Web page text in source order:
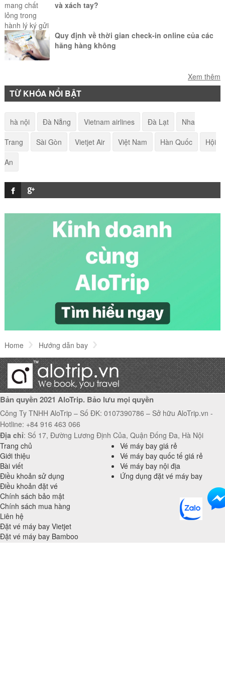
Vietjet Air tại nhà hoặc tới các quầy làm thủ tục check in tự động ở
sân bay.
và xách tay?
Quy định về thời gian check-in online của các
hãng hàng không
Làm giấy xác nhận nhân thân như thế nào?
Cách săn vé máy bay giá rẻ của hãng Vietnam
Danh sách những hành lý được mang lên máy
Các hãng hàng không Quốc tế tại Việt Nam năm
Thiết bị flycam có được phép mang lên máy bay
hay không?
Xem thêm
TỪ KHÓA NỔI BẬT
hà nội Đà Nẵng Vietnam airlines Đà Lạt
Nha
Trang
Sài Gòn Vietjet Air Việt Nam Hàn Quốc
Hội
An
Home Hướng dẫn bay
Đơn xác nhận nhân thân làm thủ tục đi máy bay
Bản quyền 2021 AloTrip. Bảo lưu mọi quyền
Công Ty TNHH AloTrip – Số ĐK: 0107390786 – Sở hữu AloTrip.vn -
Hotline: +84 916 463 066
Địa chỉ: Số 17, Đường Lương Định Của, Quận Đống Đa, Hà Nội
Trang chủ
Giới thiệu
Bài viết
Điều khoản sử dụng
Điều khoản đặt vé
Chính sách bảo mật
Chính sách mua hàng
Liên hệ
Vé máy bay giá rẻ
Vé máy bay quốc tế giá rẻ
Vé máy bay nội địa
Ứng dụng đặt vé máy bay
Đặt vé máy bay Vietjet
Đặt vé máy bay Bamboo